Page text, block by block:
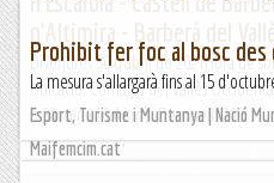
Divendres 30 d’abril de 2021Hora de
Ubicació: Comarca del Vallès
h 30 min (10,4 km) Desnivell: 205...
Maifemcim.cat
Prohibit fer foc al bosc
La mesura s'allargarà fins al 15
Esport, Turisme i Muntanya | Nació